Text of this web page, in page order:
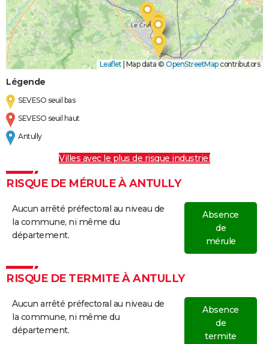
Leaflet Map data © OpenStreetMapcontributors
Légende
SEVESO seuil bas
SEVESO seuil haut
Antully
Villes avec le plus de risque industriel
RISQUE DE MÉRULE À ANTULLY
Aucun arrêté préfectoral au niveau de
la commune, ni même du
département.
Absence
de
mérule
RISQUE DE TERMITE À ANTULLY
Aucun arrêté préfectoral au niveau de
la commune, ni même du
département.
Absence
de
termite